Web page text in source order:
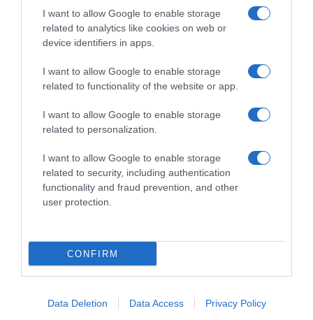
I want to allow Google to enable storage
related to analytics like cookies on web or
device identifiers in apps.
I want to allow Google to enable storage
related to functionality of the website or app.
I want to allow Google to enable storage
related to personalization.
I want to allow Google to enable storage
related to security, including authentication
functionality and fraud prevention, and other
user protection.
CONFIRM
Data Deletion Data Access Privacy Policy
raccogliere le follie culinarie di chef navigati e cuochi
improvvisati, che preferiscono gli studi televisivi alle cucine di
un ristorante...continua...
Chi Siamo | Contatti
Cookie
Privacy
Ricette in Tv - P.IVA 02821290349